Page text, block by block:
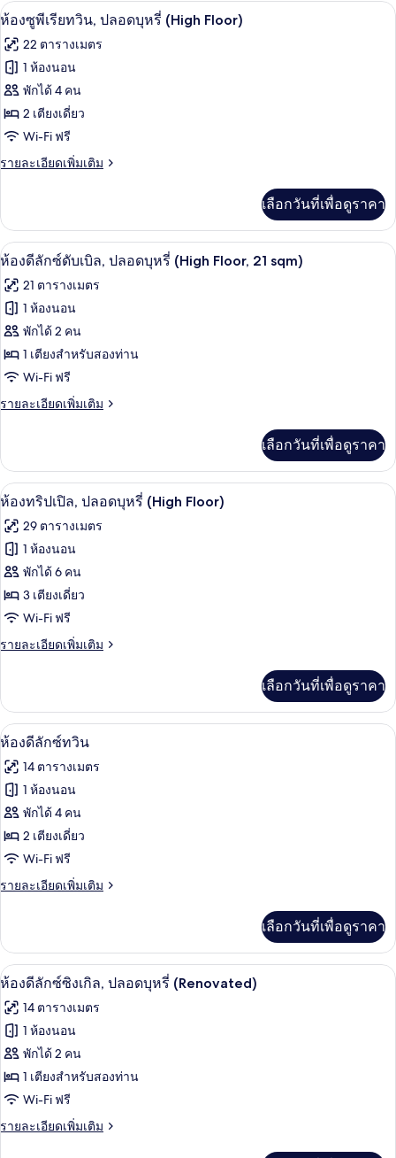
บุหรี่
(High
Floor
Standard
Double
Room)
ห้อง
พี
เรียดั
บเบิล,
ปลอด
บุหรี่
(High
Floor
Standard
เปิด
ภาพถ่าย
ทั้งหมด
ของ
ห้อง
ซู
พี
ทวิน,
ปลอด
บุหรี่
(High
Floor)
ห้องซูพีเรียทวิน, ปลอดบุหรี่ (High
5
ห้องซูพีเรียทวิน, ปลอดบุหรี่ (High Floor)
22 ตารางเมตร
1 ห้องนอน
พักได้ 4 คน
2 เตียงเดี่ยว
Wi-Fi ฟรี
รายละเอียดเพิ่มเติม
ราย
เกี่ยว
กับ
ห้อง
พี
เรีย
ทวิ
น,
ปลอด
บุหรี่
(High
Floor)
เลือกวันที่เพื่อดูราคา
เปิด
ภาพถ่าย
ทั้งหมด
ของ
ห้อง
ดี
ลัก
ดับเบิล,
ปลอด
บุหรี่
(High
Floor,
21
sqm)
ห้องดีลักซ์ดับเบิล, ปลอดบุหรี่ (High
5
ห้องดีลักซ์ดับเบิล, ปลอดบุหรี่ (High Floor, 21 sqm)
21 ตารางเมตร
1 ห้องนอน
พักได้ 2 คน
1 เตียงสำหรับสองท่าน
Wi-Fi ฟรี
รายละเอียดเพิ่มเติม
ราย
เกี่ยว
กับ
ห้อง
ลัก
ซ์
ดับเบิล,
ปลอด
บุหรี่
(High
Floor,
21
เลือกวันที่เพื่อดูราคา
เปิด
ภาพถ่าย
ทั้งหมด
ของ
ห้อง
ทริปเปิล,
ปลอด
(High
Floor)
ห้องทริปเปิล, ปลอดบุหรี่ (High Floor) |
5
ห้องทริปเปิล, ปลอดบุหรี่ (High Floor)
29 ตารางเมตร
1 ห้องนอน
พักได้ 6 คน
3 เตียงเดี่ยว
Wi-Fi ฟรี
รายละเอียดเพิ่มเติม
ราย
เกี่ยว
กับ
ห้อง
ปลอด
บุหรี่
(High
Floor)
เลือกวันที่เพื่อดูราคา
เปิด
ภาพถ่าย
ทั้งหมด
ของ
ห้อง
ดี
ลัก
ทวิน
ห้องดีลักซ์ทวิน | โต๊ะทำงาน, Wi-Fi ฟรี,
5
ห้องดีลักซ์ทวิน
14 ตารางเมตร
1 ห้องนอน
พักได้ 4 คน
2 เตียงเดี่ยว
Wi-Fi ฟรี
รายละเอียดเพิ่มเติม
ราย
เกี่ยว
กับ
ห้อง
ลัก
ซ์
ทวิ
น
เลือกวันที่เพื่อดูราคา
เปิด
ภาพถ่าย
ทั้งหมด
ของ
ห้อง
ดี
ลัก
ห้องดีลักซ์ซิงเกิล, ปลอดบุหรี่
4
ห้องดีลักซ์ซิงเกิล, ปลอดบุหรี่ (Renovated)
14 ตารางเมตร
1 ห้องนอน
พักได้ 2 คน
1 เตียงสำหรับสองท่าน
Wi-Fi ฟรี
รายละเอียดเพิ่มเติม
ราย